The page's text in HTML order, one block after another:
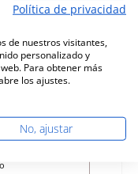
Política de privacidad
de nuestros visitantes,
personalizado y
Para obtener más
los ajustes.
No, ajustar